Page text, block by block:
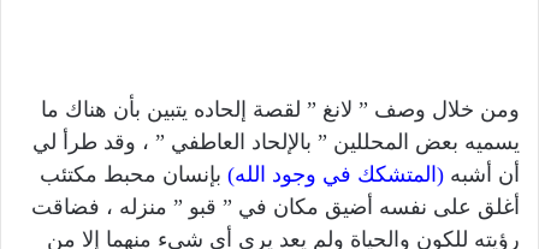
ومن خلال وصف ” لانغ ” لقصة إلحاده يتبين بأن هناك ما
يسميه بعض المحللين ” بالإلحاد العاطفي ” ، وقد طرأ لي
أن أشبه (المتشكك في وجود الله) بإنسان محبط مكتئب
أغلق على نفسه أضيق مكان في ” قبو ” منزله ، فضاقت
رؤيته للكون والحياة ولم يعد يرى أي شيء منهما إلا من